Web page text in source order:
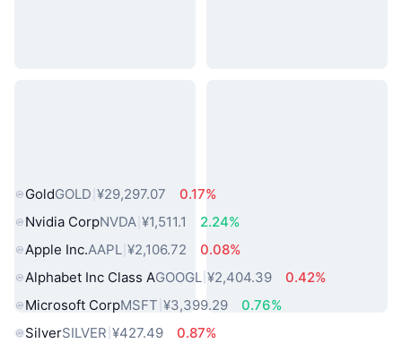
GoldGOLD ¥29,297.07
0.17%
Nvidia CorpNVDA ¥1,511.1
2.24%
Apple Inc.AAPL ¥2,106.72
0.08%
Alphabet Inc Class AGOOGL ¥2,404.39
0.42%
Microsoft CorpMSFT ¥3,399.29
0.76%
SilverSILVER ¥427.49
0.87%